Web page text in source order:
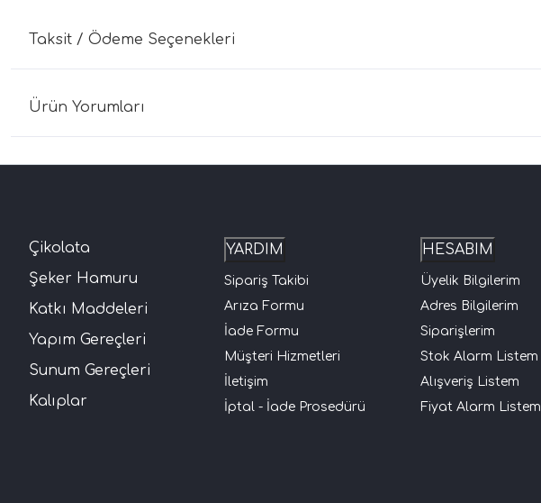
Taksit / Ödeme Seçenekleri
Ürün Yorumları
Çikolata
Şeker Hamuru
Katkı Maddeleri
Yapım Gereçleri
Sunum Gereçleri
Kalıplar
YARDIM
Sipariş Takibi
Arıza Formu
İade Formu
Müşteri Hizmetleri
İletişim
İptal - İade Prosedürü
HESABIM
Üyelik Bilgilerim
Adres Bilgilerim
Siparişlerim
Stok Alarm Listem
Alışveriş Listem
Fiyat Alarm Listem